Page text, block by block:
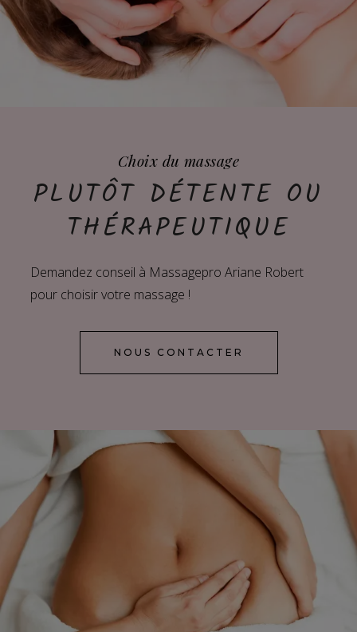
Choix du massage
PLUTÔT DÉTENTE OU
THÉRAPEUTIQUE
Demandez conseil à Massagepro Ariane Robert
pour choisir votre massage !
NOUS CONTACTER